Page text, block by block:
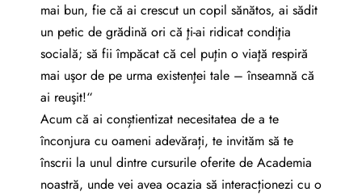
mai bun, fie că ai crescut un copil sănătos, ai sădit
un petic de grădină ori că ţi-ai ridicat condiţia
socială; să fii împăcat că cel puţin o viaţă respiră
mai uşor de pe urma existenţei tale – înseamnă că
ai reuşit!“
Acum că ai conștientizat necesitatea de a te
înconjura cu oameni adevărați, te invităm să te
înscrii la unul dintre cursurile oferite de Academia
noastră, unde vei avea ocazia să interacționezi cu o